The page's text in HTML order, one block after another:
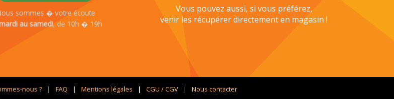
sommes � votre écoute
au samedi, de 10h � 19h
Vous pouvez aussi, si vous préférez,
venir les récupérer directement en magasin !
nous ? FAQ Mentions légales CGU / CGV Nous contacter